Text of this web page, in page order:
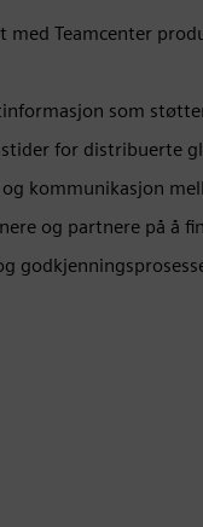
med Teamcenter
som
for distribuerte
kommunikasjon
og partnere på å